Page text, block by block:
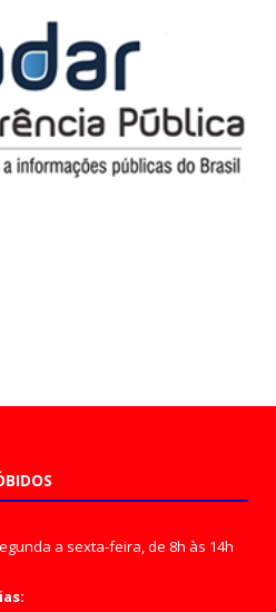
a sexta-feira, de 8h às 14h